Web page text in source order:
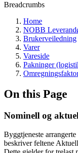
Breadcrumbs
Home
NOBB
Brukerveiledning
Varer
Vareside
Pakninger
On this Page
Nominell og
Byggtjeneste
beskriver feltene